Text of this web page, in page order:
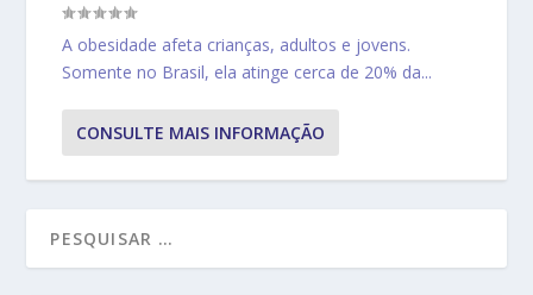
A obesidade afeta crianças, adultos e jovens.
Somente no Brasil, ela atinge cerca de 20% da...
CONSULTE MAIS INFORMAÇÃO